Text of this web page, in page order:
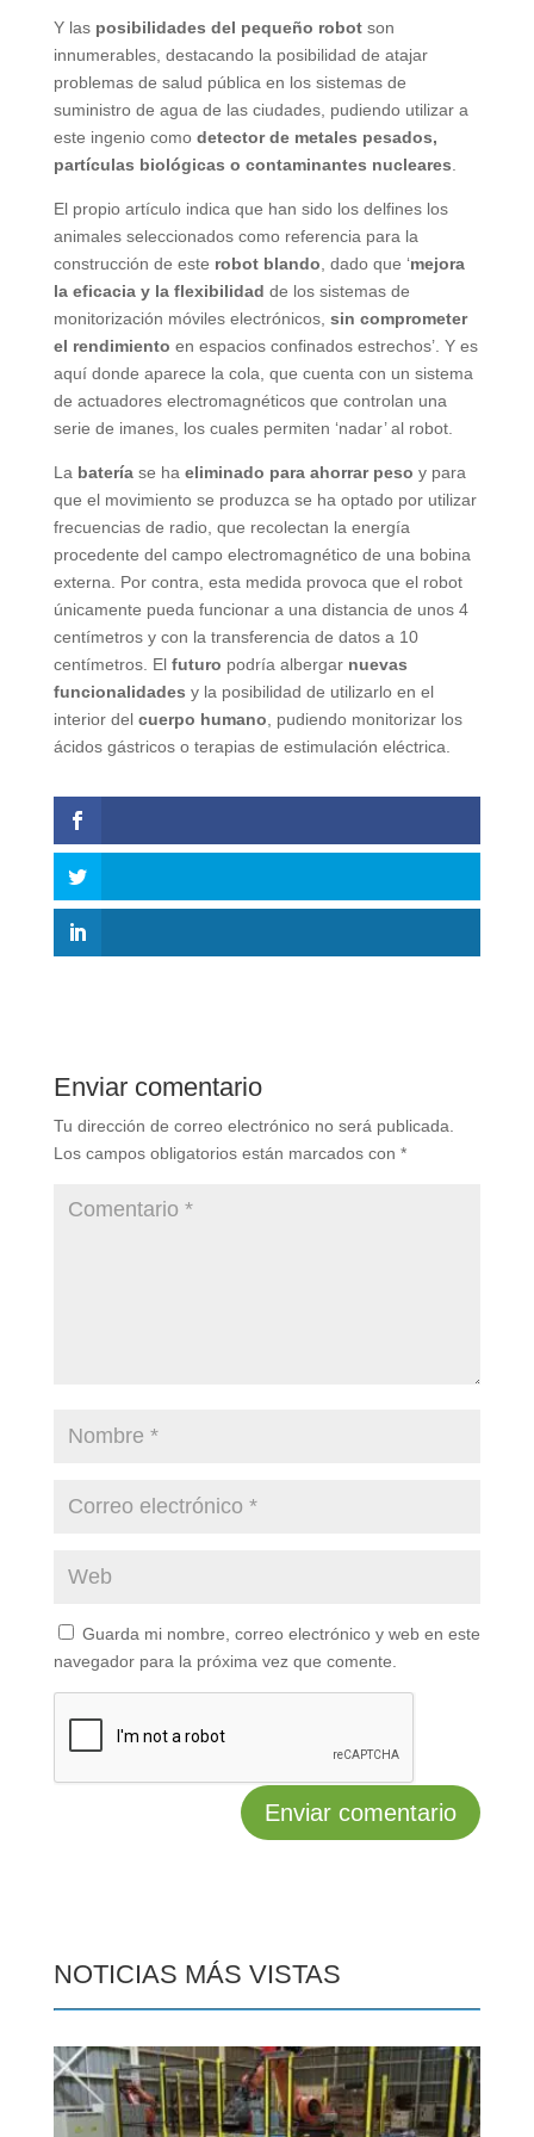
Y las posibilidades del pequeño robotson
innumerables, destacando la posibilidad de atajar
problemas de salud pública en los sistemas de
suministro de agua de las ciudades, pudiendo utilizar a
este ingenio como detector de metales pesados,
partículas biológicas o contaminantes nucleares
El propio artículo indica que han sido los delfines los
animales seleccionados como referencia para la
construcción de este robot blando , dado que ‘mejora
la eficacia y la flexibilidad de los sistemas de
monitorización móviles electrónicos, sin comprometer
el rendimiento en espacios confinados estrechos’. Y es
aquí donde aparece la cola, que cuenta con un sistema
de actuadores electromagnéticos que controlan una
serie de imanes, los cuales permiten ‘nadar’ al robot.
La bateríase ha eliminado para ahorrar peso y para
que el movimiento se produzca se ha optado por utilizar
frecuencias de radio, que recolectan la energía
procedente del campo electromagnético de una bobina
externa. Por contra, esta medida provoca que el robot
únicamente pueda funcionar a una distancia de unos 4
centímetros y con la transferencia de datos a 10
centímetros. El futuro podría albergar nuevas
funcionalidades y la posibilidad de utilizarlo en el
interior del cuerpo humano , pudiendo monitorizar los
ácidos gástricos o terapias de estimulación eléctrica.
Enviar comentario
Tu dirección de correo electrónico no será publicada.
Los campos obligatorios están marcados con *
Guarda mi nombre, correo electrónico y web en este
navegador para la próxima vez que comente.
NOTICIAS MÁS VISTAS